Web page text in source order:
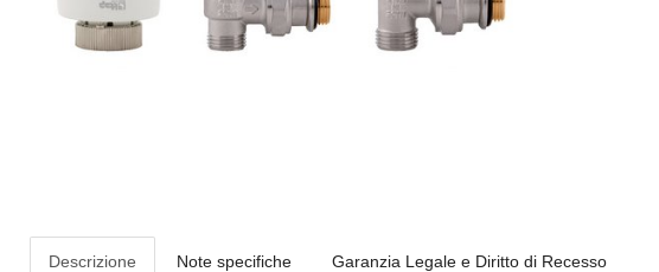
Descrizione Note specifiche Garanzia Legale e Diritto di Recesso